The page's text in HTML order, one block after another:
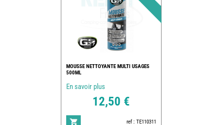
MOUSSE NETTOYANTE MULTI USAGES
500ML
En savoir plus
12,50 €
ref : TE110311